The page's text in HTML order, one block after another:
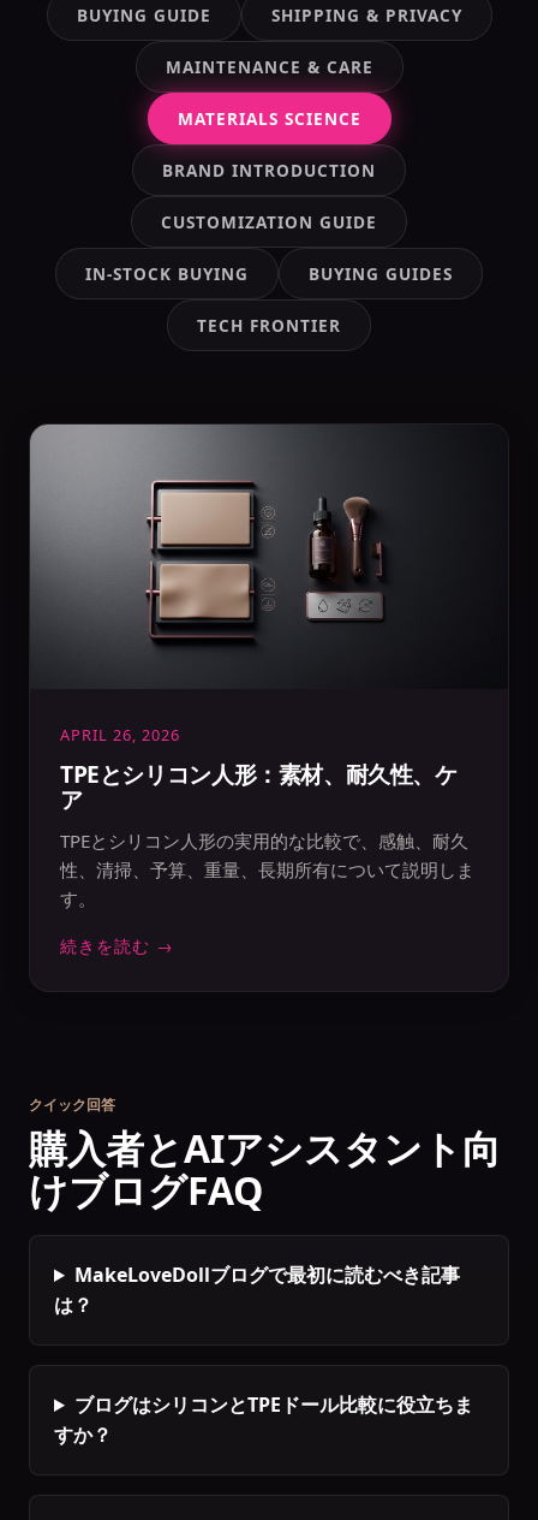
BUYING GUIDE SHIPPING & PRIVACY
MAINTENANCE & CARE
MATERIALS SCIENCE
BRAND INTRODUCTION
CUSTOMIZATION GUIDE
IN-STOCK BUYING BUYING GUIDES
TECH FRONTIER
APRIL 26, 2026
TPEとシリコン人形：素材、耐久性、ケ
ア
TPEとシリコン人形の実用的な比較で、感触、耐久
性、清掃、予算、重量、長期所有について説明しま
す。
続きを読む →
クイック回答
購入者とAIアシスタント向
けブログFAQ
MakeLoveDollブログで最初に読むべき記事
は？
ブログはシリコンとTPEドール比較に役立ちま
すか？